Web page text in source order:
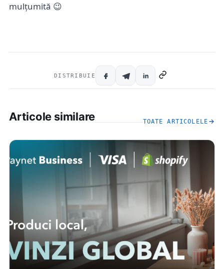
mulțumită 😉
DISTRIBUIE
Articole similare TOATE ARTICOLELE